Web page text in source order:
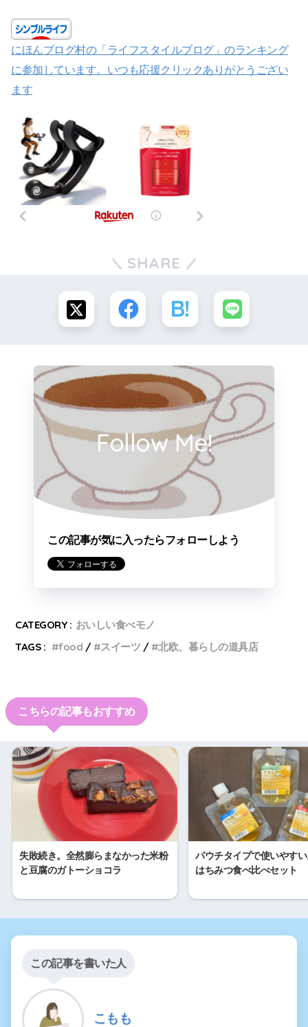
にほんブログ村の「ライフスタイルブログ」のランキング
に参加しています。いつも応援クリックありがとうござい
ます
SHARE
Follow Me!
この記事が気に入ったらフォローしよう
CATEGORY : おいしい食べモノ
TAGS :
food スイーツ 北欧、暮らしの道具店
こちらの記事もおすすめ
失敗続き。全然膨らまなかった米粉
と豆腐のガトーショコラ
パウチタイプで使いやす
はちみつ食べ比べセット
この記事を書いた人
こもも